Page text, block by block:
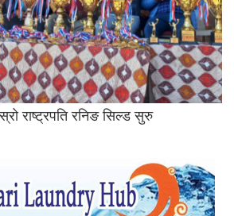
राष्ट्रपति रनिङ सिल्ड सुरु